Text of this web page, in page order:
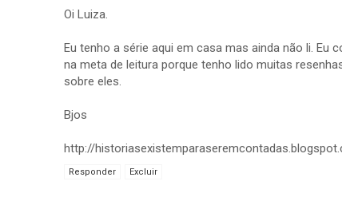
Oi Luiza.
Eu tenho a série aqui em casa mas ainda não li. Eu
na meta de leitura porque tenho lido muitas resenhas
sobre eles.
Bjos
http://
Responder Excluir